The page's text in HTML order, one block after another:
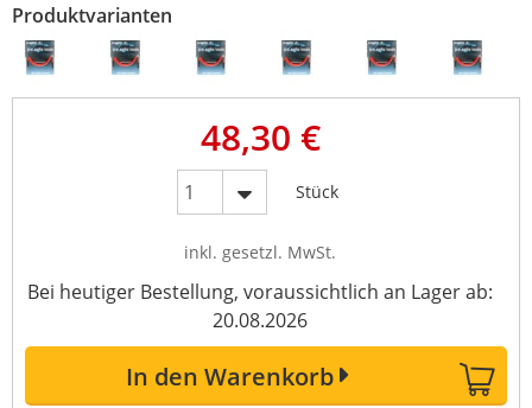
Produktvarianten
48,30 €
Stück
inkl. gesetzl. MwSt.
Bei heutiger Bestellung, voraussichtlich an Lager ab:
20.08.2026
In den Warenkorb